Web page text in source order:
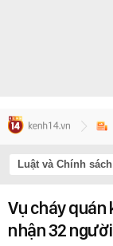
Luật và Chính sách
Vụ cháy quán
nhận 32